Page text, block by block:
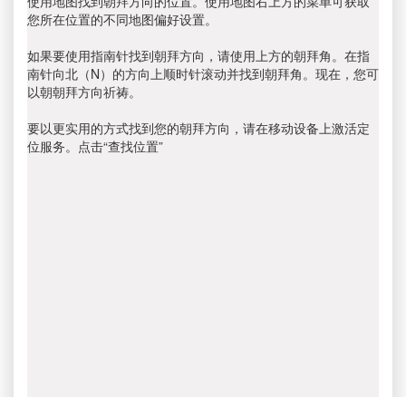
您所在位置的不同地图偏好设置。
如果要使用指南针找到朝拜方向，请使用上方的朝拜角。在指
南针向北（N）的方向上顺时针滚动并找到朝拜角。现在，您可
以朝朝拜方向祈祷。
要以更实用的方式找到您的朝拜方向，请在移动设备上激活定
位服务。点击“查找位置”